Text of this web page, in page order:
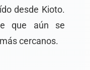
desde Kioto.
que aún se
cercanos.